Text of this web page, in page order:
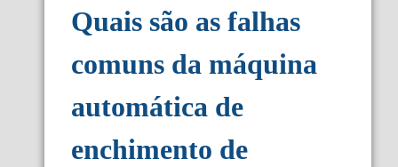
Quais são as falhas
comuns da máquina
automática de
enchimento de